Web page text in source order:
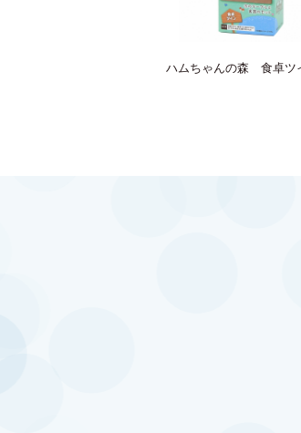
ハムちゃんの森 食卓ツ